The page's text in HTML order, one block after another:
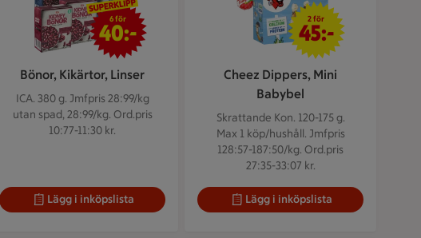
Bönor, Kikärtor, Linser
ICA. 380 g. Jmfpris 28:99/kg
utan spad, 28:99/kg. Ord.pris
10:77-11:30 kr.
6 för 40 kr
6 för
40:-
Lägg i inköpslista
Cheez Dippers, Mini
Babybel
Skrattande Kon. 120-175 g.
Max 1 köp/hushåll. Jmfpris
128:57-187:50/kg. Ord.pris
27:35-33:07 kr.
2 för 45 kr
2 för
45:-
Lägg i inköpslista